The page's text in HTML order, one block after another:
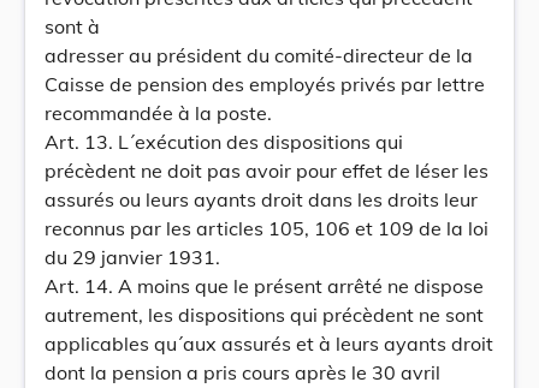
sont à
adresser au président du comité-directeur de la
Caisse de pension des employés privés par lettre
recommandée à la poste.
Art. 13. L´exécution des dispositions qui
précèdent ne doit pas avoir pour effet de léser les
assurés ou leurs ayants droit dans les droits leur
reconnus par les articles 105, 106 et 109 de la loi
du 29 janvier 1931.
Art. 14. A moins que le présent arrêté ne dispose
autrement, les dispositions qui précèdent ne sont
applicables qu´aux assurés et à leurs ayants droit
dont la pension a pris cours après le 30 avril